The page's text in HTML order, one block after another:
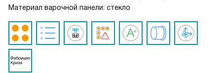
Материал варочной панели: стекло